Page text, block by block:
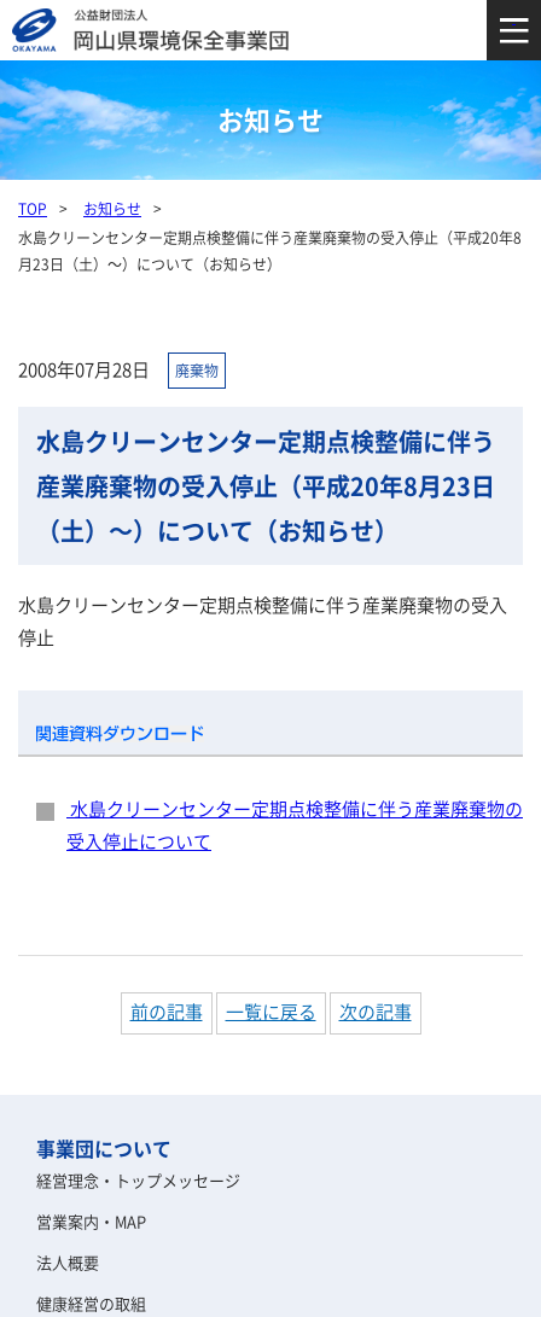
お知らせ
TOP
お知らせ
水島クリーンセンター定期点検整備に伴う産業廃棄物の受入停止（平成20年8
月23日（土）～）について（お知らせ）
2008年07月28日 廃棄物
水島クリーンセンター定期点検整備に伴う
産業廃棄物の受入停止（平成20年8月23日
（土）～）について（お知らせ）
水島クリーンセンター定期点検整備に伴う産業廃棄物の受入
停止
水島クリーンセンター定期点検整備に伴う産業廃棄物の
受入停止について
前の記事 一覧に戻る 次の記事
事業団について
経営理念・トップメッセージ
営業案内・MAP
法人概要
健康経営の取組